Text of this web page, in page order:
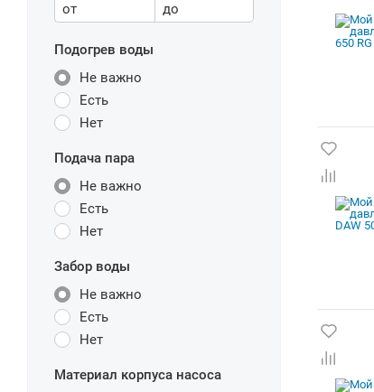
от до
Подогрев воды
Не важно
Есть
Нет
Подача пара
Не важно
Есть
Нет
Забор воды
Не важно
Есть
Нет
Материал корпуса насоса